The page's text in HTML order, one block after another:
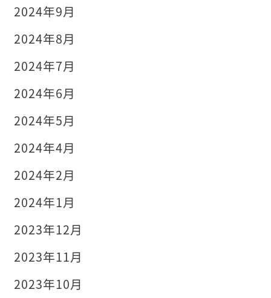
2024年9月
2024年8月
2024年7月
2024年6月
2024年5月
2024年4月
2024年2月
2024年1月
2023年12月
2023年11月
2023年10月